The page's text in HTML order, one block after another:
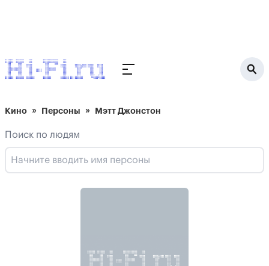
Кино Персоны Мэтт Джонстон
Поиск по людям